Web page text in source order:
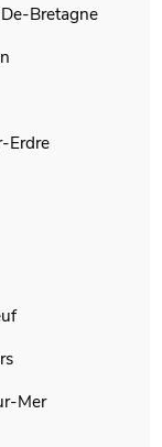
Bretagne
Erdre
Mer